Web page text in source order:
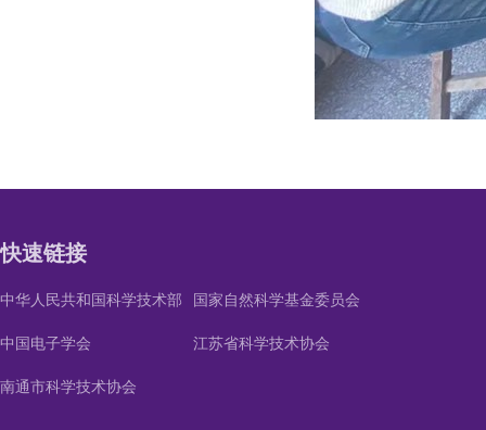
快速链接
中华人民共和国科学技术部 国家自然科学基金委员会
中国电子学会 江苏省科学技术协会
南通市科学技术协会